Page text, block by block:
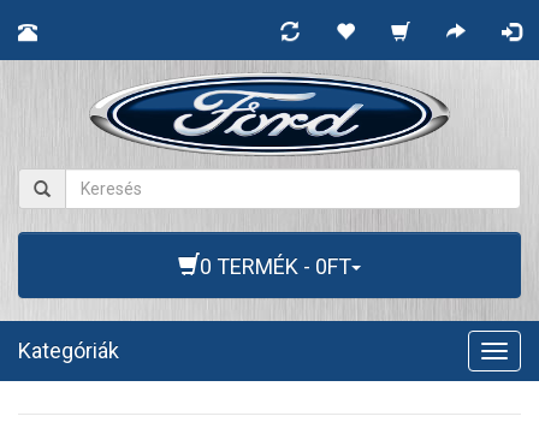
0 TERMÉK - 0FT
Kategóriák